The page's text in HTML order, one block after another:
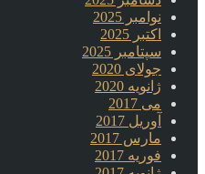
نوامبر 2025
اکتبر 2025
سپتامبر 2025
جولای 2020
ژانویه 2020
می 2017
آوریل 2017
مارس 2017
فوریه 2017